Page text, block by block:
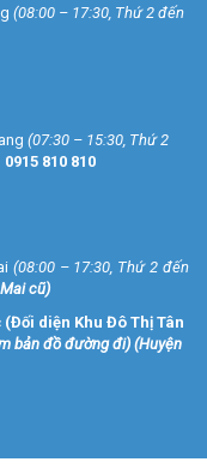
(08:00 – 17:30, Thứ 2 đến
(07:30 – 15:30, Thứ 2
0915 810 810
(08:00 – 17:30, Thứ 2 đến
cũ)
(Đối diện Khu Đô Thị Tân
bản đồ đường đi) (Huyện